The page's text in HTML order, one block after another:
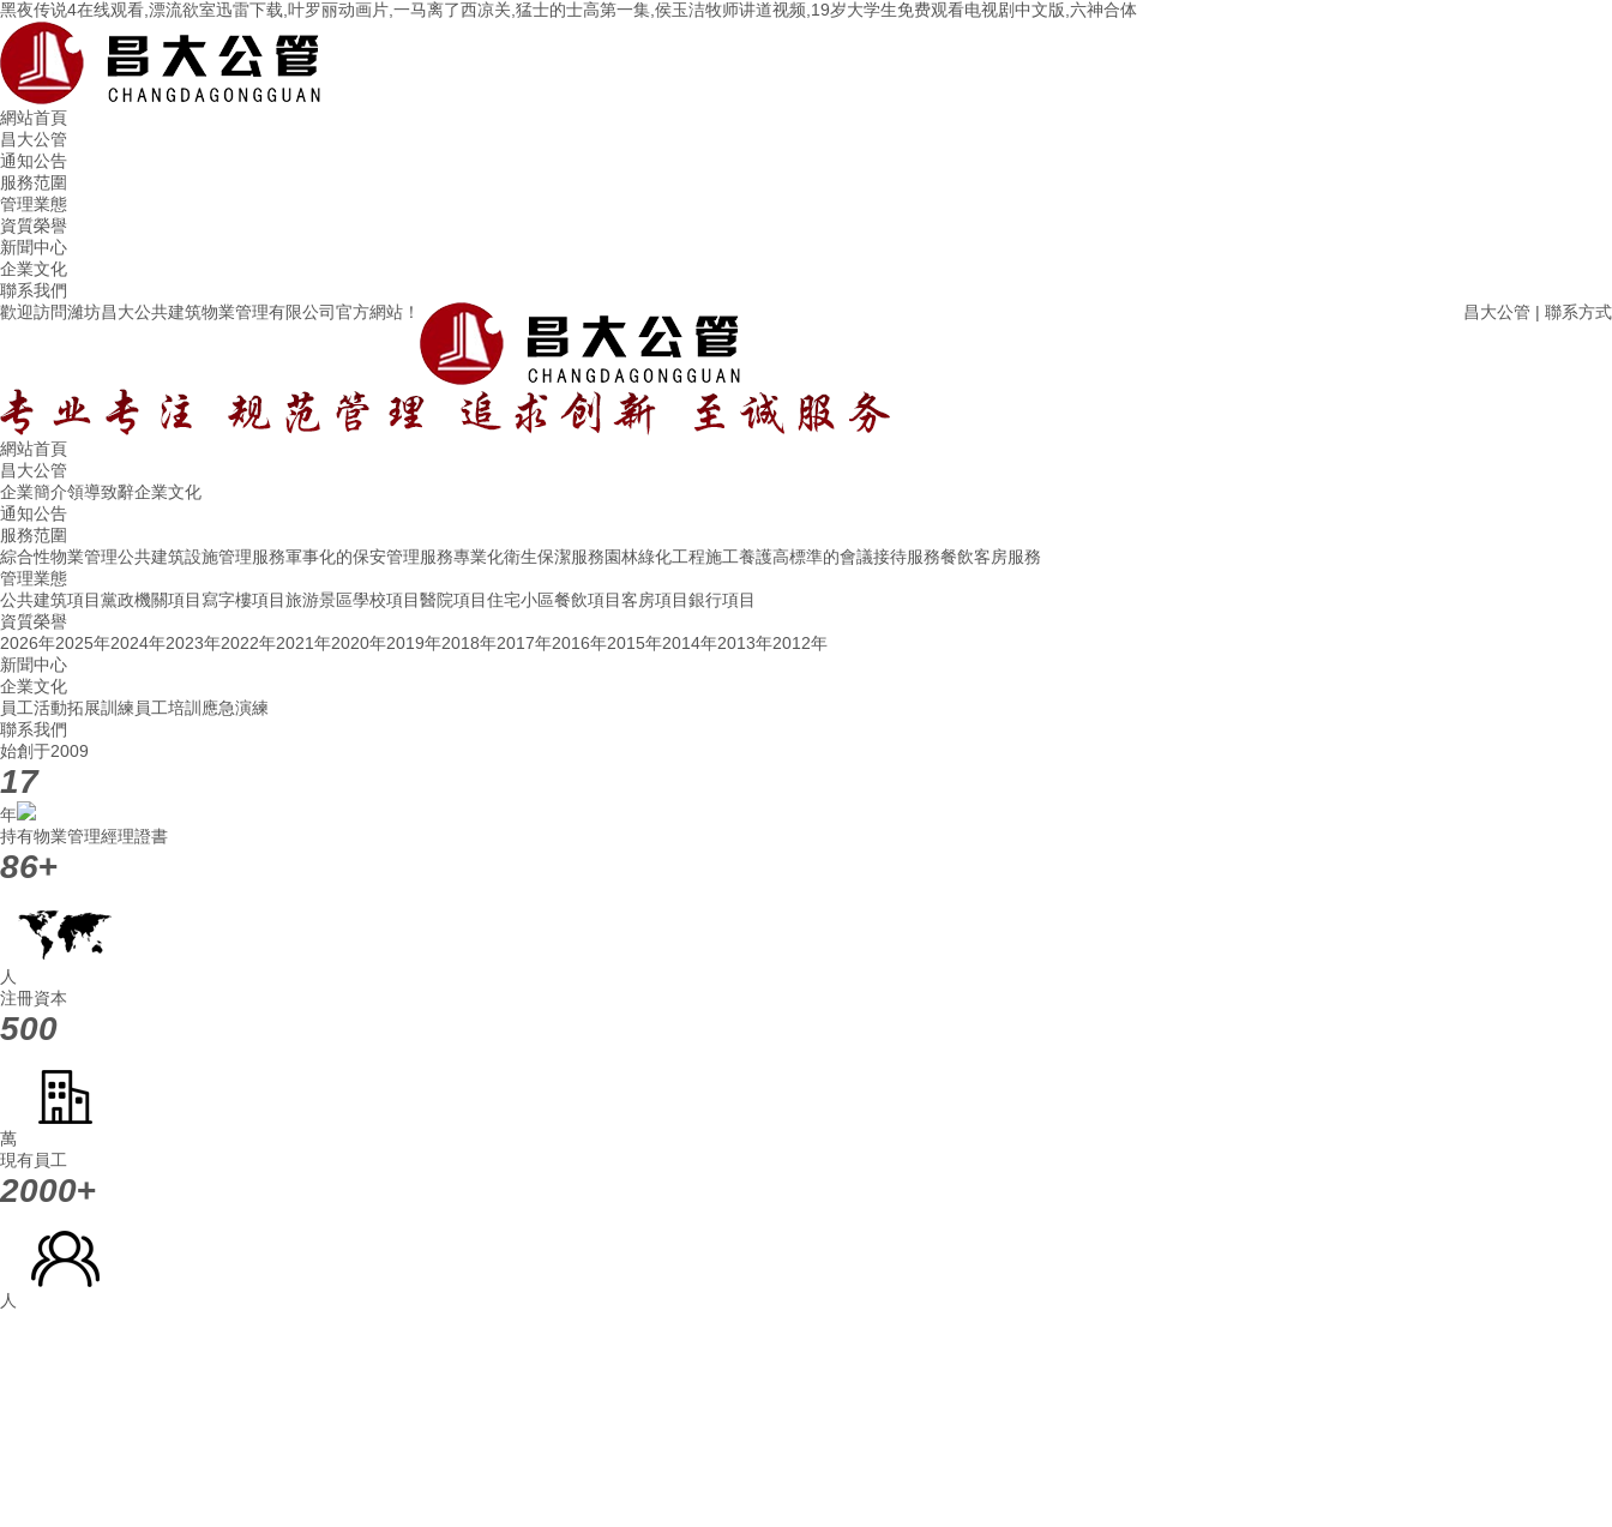
黑夜传说4在线观看,漂流欲室迅雷下载,叶罗丽动画片,一马离了西凉关,猛士的士高第一集,侯玉洁牧师讲道视频,19岁大学生免费观看电视剧中文版,六神合体
網站首頁
昌大公管
通知公告
服務范圍
管理業態
資質榮譽
新聞中心
企業文化
聯系我們
歡迎訪問濰坊昌大公共建筑物業管理有限公司官方網站！
昌大公管 | 聯系方式
網站首頁
昌大公管
企業簡介領導致辭企業文化
通知公告
服務范圍
綜合性物業管理公共建筑設施管理服務軍事化的保安管理服務專業化衛生保潔服務園林綠化工程施工養護高標準的會議接待服務餐飲客房服務
管理業態
公共建筑項目黨政機關項目 寫字樓項目旅游景區學校項目醫院項目住宅小區餐飲項目客房項目銀行項目
資質榮譽
2026年2025年2024年2023年2022年2021年2020年2019年2018年2017年2016年2015年2014年2013年2012年
新聞中心
企業文化
員工活動拓展訓練員工培訓 應急演練
聯系我們
始創于2009
17
年
持有物業管理經理證書
86+
人
注冊資本
500
萬
現有員工
2000+
人